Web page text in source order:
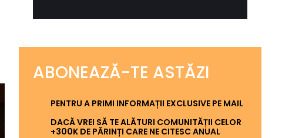
ABONEAZĂ-TE ASTĂZI
PENTRU A PRIMI INFORMAȚII EXCLUSIVE PE MAIL
DACĂ VREI SĂ TE ALĂTURI COMUNITĂȚII CELOR
+300K DE PĂRINȚI CARE NE CITESC ANUAL